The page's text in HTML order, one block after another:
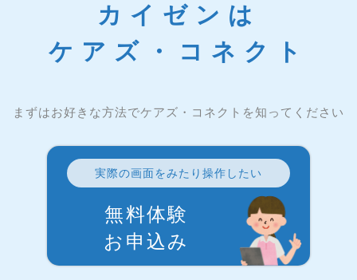
カイゼンは
ケアズ・コネクト
まずはお好きな方法でケアズ・コネクトを知ってください
実際の画面をみたり操作したい
無料体験
お申込み